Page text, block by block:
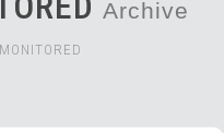
Archive